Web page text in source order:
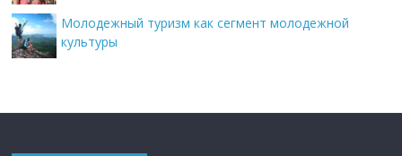
Молодежный туризм как сегмент молодежной
культуры